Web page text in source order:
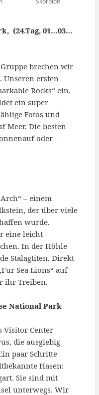
(24.Tag, 01…03…
brechen wir
Unseren ersten
Rocks“ ein.
ein super
Fotos und
Meer. Die besten
oder -
– einem
der über viele
wurde.
eine leicht
In der Höhle
Stalagtiten. Direkt
Sea Lions“ auf
ihr Treiben.
National Park
Visitor Center
die ausgiebig
paar Schritte
Hasen:
Sie sind mit
unterwegs. Wir